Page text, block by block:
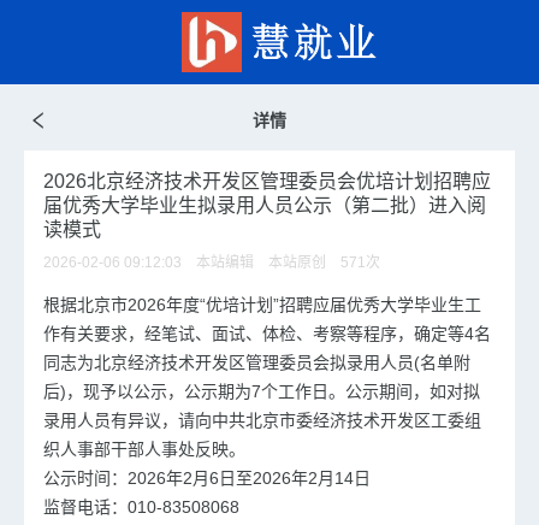
详情
2026北京经济技术开发区管理委员会优培计划招聘应
届优秀大学毕业生拟录用人员公示（第二批）进入阅
读模式
2026-02-06 09:12:03 本站编辑 本站原创 571次
根据北京市2026年度“优培计划”招聘应届优秀大学毕业生工
作有关要求，经笔试、面试、体检、考察等程序，确定等4名
同志为北京经济技术开发区管理委员会拟录用人员(名单附
后)，现予以公示，公示期为7个工作日。公示期间，如对拟
录用人员有异议，请向中共北京市委经济技术开发区工委组
织人事部干部人事处反映。
公示时间：2026年2月6日至2026年2月14日
监督电话：010-83508068